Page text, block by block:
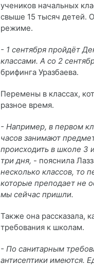
учеников начальных
свыше 15 тысяч детей.
режиме.
- 1 сентября пройдёт
классами. А со 2
брифинга Уразбаева.
Перемены в классах,
разное время.
- Например, в первом
часов занимают
происходить в школе 3
три дня, - пояснила
несколько классов, то
которые преподает не
мы сейчас пришли.
Также она рассказала,
требования к школам.
- По санитарным
антисептики имеются.